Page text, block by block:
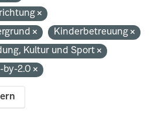
Kinderbetreuung
Kultur und Sport
by-2.0